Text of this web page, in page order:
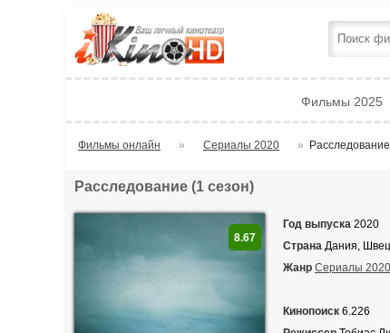
Фильмы 2025
Фильмы онлайн » Сериалы 2020 »
Расследование (1 сезон)
Год выпуска 2020
Страна Дания,
Жанр Сериалы 2020
Кинопоиск 6.226
8.67